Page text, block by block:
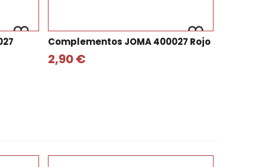
Complementos JOMA 400027 Rojo
2,90 €